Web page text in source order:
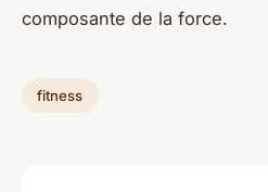
composante de la force.
fitness